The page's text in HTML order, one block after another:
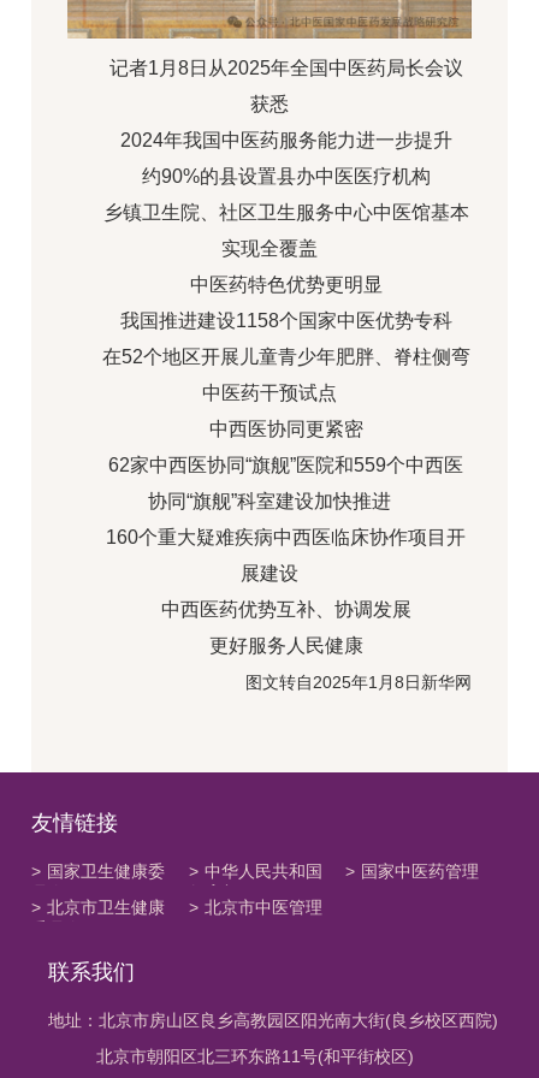
记者1月8日从2025年全国中医药局长会议
获悉
2024年我国中医药服务能力进一步提升
约90%的县设置县办中医医疗机构
乡镇卫生院、社区卫生服务中心中医馆基本
实现全覆盖
中医药特色优势更明显
我国推进建设1158个国家中医优势专科
在52个地区开展儿童青少年肥胖、脊柱侧弯
中医药干预试点
中西医协同更紧密
62家中西医协同“旗舰”医院和559个中西医
协同“旗舰”科室建设加快推进
160个重大疑难疾病中西医临床协作项目开
展建设
中西医药优势互补、协调发展
更好服务人民健康
图文转自2025年1月8日新华网
友情链接
> 国家卫生健康委
> 中华人民共和国
> 国家中医药管理
> 北京市卫生健康
> 北京市中医管理
联系我们
地址：北京市房山区良乡高教园区阳光南大街(良乡校区西院)
北京市朝阳区北三环东路11号(和平街校区)